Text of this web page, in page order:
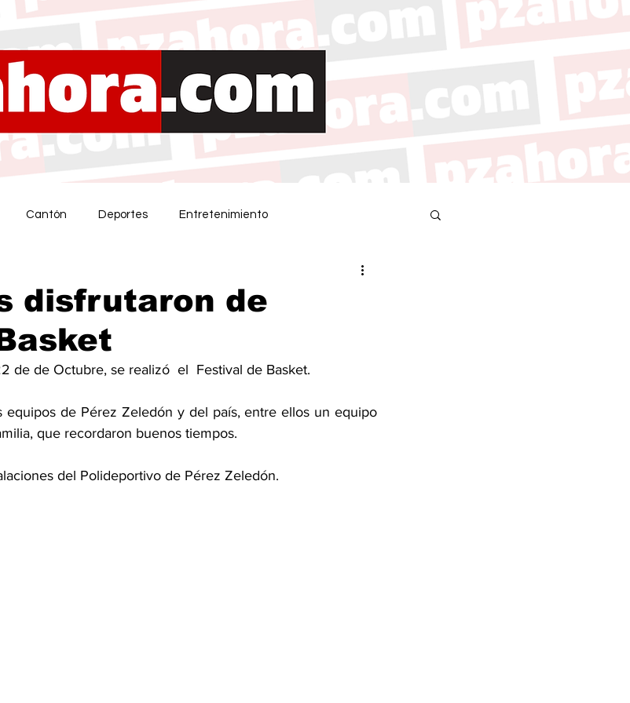
Cantón Deportes Entretenimiento
disfrutaron de
de de Octubre, se realizó  el  Festival de Basket.
equipos de Pérez Zeledón y del país, entre ellos un equipo
que recordaron buenos tiempos.
del Polideportivo de Pérez Zeledón.